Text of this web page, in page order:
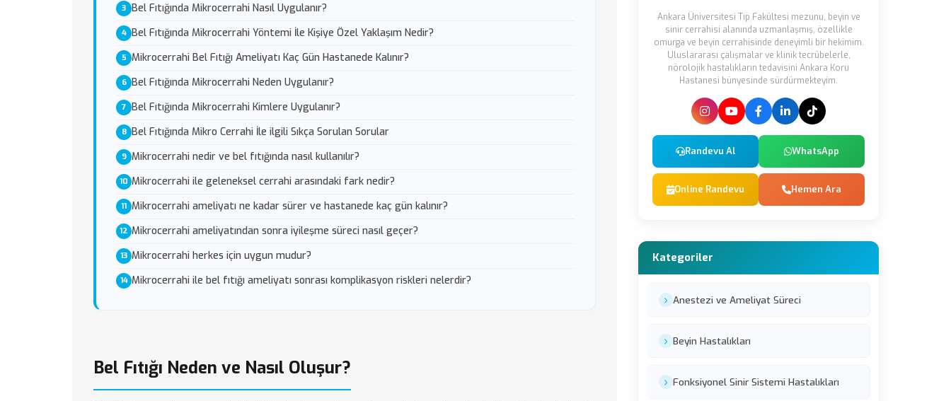
Bel Fıtığında Mikrocerrahi Nasıl Uygulanır?
Bel Fıtığında Mikrocerrahi Yöntemi İle Kişiye Özel Yaklaşım Nedir?
Mikrocerrahi Bel Fıtığı Ameliyatı Kaç Gün Hastanede Kalınır?
Bel Fıtığında Mikrocerrahi Neden Uygulanır?
Bel Fıtığında Mikrocerrahi Kimlere Uygulanır?
Bel Fıtığında Mikro Cerrahi İle ilgili Sıkça Sorulan Sorular
Mikrocerrahi nedir ve bel fıtığında nasıl kullanılır?
Mikrocerrahi ile geleneksel cerrahi arasındaki fark nedir?
Mikrocerrahi ameliyatı ne kadar sürer ve hastanede kaç gün kalınır?
Mikrocerrahi ameliyatından sonra iyileşme süreci nasıl geçer?
Mikrocerrahi herkes için uygun mudur?
Mikrocerrahi ile bel fıtığı ameliyatı sonrası komplikasyon riskleri nelerdir?
Bel Fıtığı Neden ve Nasıl Oluşur?
Ankara Üniversitesi Tıp Fakültesi mezunu, beyin ve
sinir cerrahisi alanında uzmanlaşmış, özellikle
omurga ve beyin cerrahisinde deneyimli bir hekimim.
Uluslararası çalışmalar ve klinik tecrübelerle,
nörolojik hastalıkların tedavisini Ankara Koru
Hastanesi bünyesinde sürdürmekteyim.
Randevu Al WhatsApp
Online Randevu Hemen Ara
Kategoriler
Anestezi ve Ameliyat Süreci
Beyin Hastalıkları
Fonksiyonel Sinir Sistemi Hastalıkları